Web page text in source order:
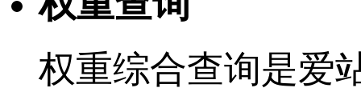
权重综合查询是爱